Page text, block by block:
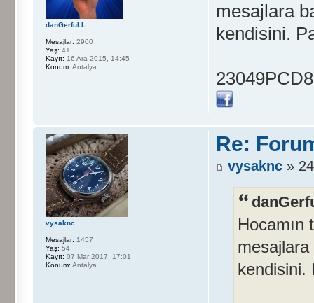
mesajlara
kendisini.
danGerfuLL
Mesajlar: 2900
Yaş: 41
Kayıt: 16 Ara 2015, 14:45
Konum: Antalya
Re:
vysaknc »
Hocamın
kendisini.
vysaknc
Mesajlar: 1457
Yaş: 54
Kayıt: 07 Mar 2017, 17:01
Konum: Antalya